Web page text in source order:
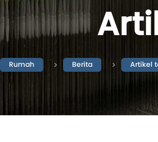
Rumah Berita Artikel